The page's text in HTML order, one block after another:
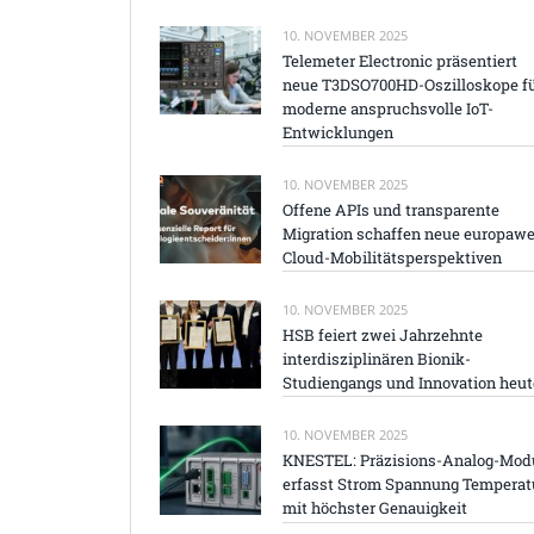
10. NOVEMBER 2025
Telemeter Electronic präsentiert
neue T3DSO700HD-Oszilloskope
moderne anspruchsvolle IoT-
Entwicklungen
10. NOVEMBER 2025
Offene APIs und transparente
Migration schaffen neue
Cloud-Mobilitätsperspektiven
10. NOVEMBER 2025
HSB feiert zwei Jahrzehnte
interdisziplinären Bionik-
Studiengangs und Innovation
10. NOVEMBER 2025
KNESTEL: Präzisions-Analog-
erfasst Strom Spannung
mit höchster Genauigkeit